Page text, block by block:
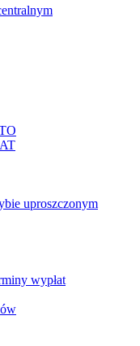
uproszczonym
wypłat